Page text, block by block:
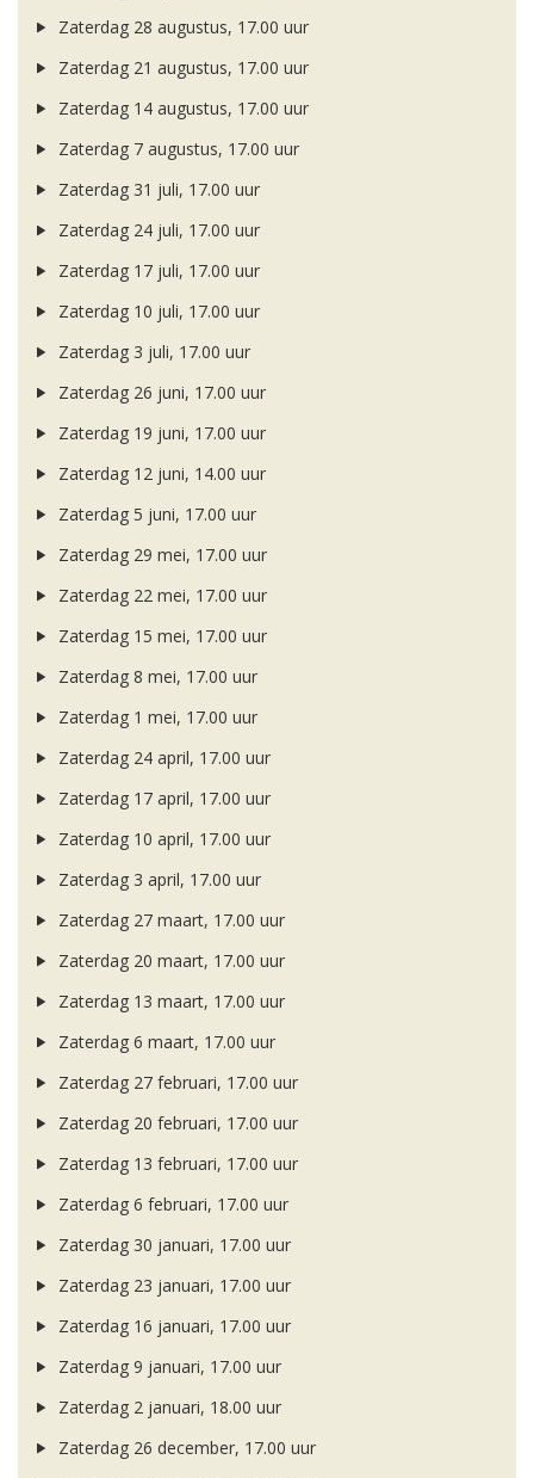
Zaterdag 28 augustus, 17.00 uur
Zaterdag 21 augustus, 17.00 uur
Zaterdag 14 augustus, 17.00 uur
Zaterdag 7 augustus, 17.00 uur
Zaterdag 31 juli, 17.00 uur
Zaterdag 24 juli, 17.00 uur
Zaterdag 17 juli, 17.00 uur
Zaterdag 10 juli, 17.00 uur
Zaterdag 3 juli, 17.00 uur
Zaterdag 26 juni, 17.00 uur
Zaterdag 19 juni, 17.00 uur
Zaterdag 12 juni, 14.00 uur
Zaterdag 5 juni, 17.00 uur
Zaterdag 29 mei, 17.00 uur
Zaterdag 22 mei, 17.00 uur
Zaterdag 15 mei, 17.00 uur
Zaterdag 8 mei, 17.00 uur
Zaterdag 1 mei, 17.00 uur
Zaterdag 24 april, 17.00 uur
Zaterdag 17 april, 17.00 uur
Zaterdag 10 april, 17.00 uur
Zaterdag 3 april, 17.00 uur
Zaterdag 27 maart, 17.00 uur
Zaterdag 20 maart, 17.00 uur
Zaterdag 13 maart, 17.00 uur
Zaterdag 6 maart, 17.00 uur
Zaterdag 27 februari, 17.00 uur
Zaterdag 20 februari, 17.00 uur
Zaterdag 13 februari, 17.00 uur
Zaterdag 6 februari, 17.00 uur
Zaterdag 30 januari, 17.00 uur
Zaterdag 23 januari, 17.00 uur
Zaterdag 16 januari, 17.00 uur
Zaterdag 9 januari, 17.00 uur
Zaterdag 2 januari, 18.00 uur
Zaterdag 26 december, 17.00 uur